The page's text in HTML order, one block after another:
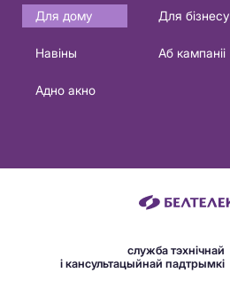
Основная
навигация
Для дому Для бізнесу
Навіны
Аб кампаніі
Адно акно
служба тэхнічнай
і кансультацыйнай падтрымкі